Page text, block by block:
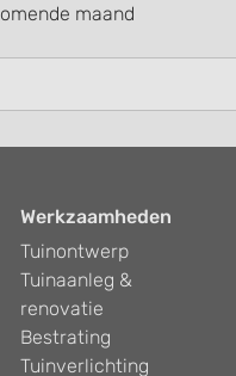
maand
Werkzaamheden
Tuinontwerp
Tuinaanleg &
renovatie
Bestrating
Tuinverlichting